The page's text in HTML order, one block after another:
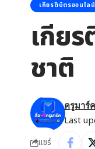
เกียรติบัตรออนไลน์
เกีย
ชาติ
Last
ครูมาร์ค
แชร์